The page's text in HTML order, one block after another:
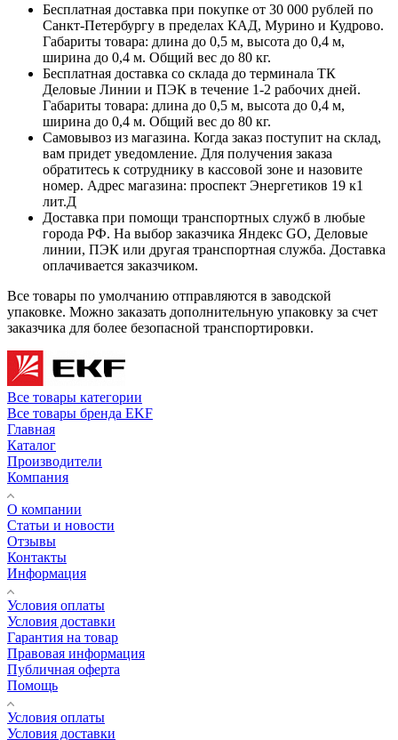
Бесплатная доставка при покупке от 30 000 рублей по
Санкт-Петербургу в пределах КАД, Мурино и Кудрово.
Габариты товара: длина до 0,5 м, высота до 0,4 м,
ширина до 0,4 м. Общий вес до 80 кг.
Бесплатная доставка со склада до терминала ТК
Деловые Линии и ПЭК в течение 1-2 рабочих дней.
Габариты товара: длина до 0,5 м, высота до 0,4 м,
ширина до 0,4 м. Общий вес до 80 кг.
Самовывоз из магазина. Когда заказ поступит на склад,
вам придет уведомление. Для получения заказа
обратитесь к сотруднику в кассовой зоне и назовите
номер. Адрес магазина: проспект Энергетиков 19 к1
лит.Д
Доставка при помощи транспортных служб в любые
города РФ. На выбор заказчика Яндекс GO, Деловые
линии, ПЭК или другая транспортная служба. Доставка
оплачивается заказчиком.
Все товары по умолчанию отправляются в заводской
упаковке. Можно заказать дополнительную упаковку за счет
заказчика для более безопасной транспортировки.
Все товары категории
Все товары бренда EKF
Главная
Каталог
Производители
Компания
О компании
Статьи и новости
Отзывы
Контакты
Информация
Условия оплаты
Условия доставки
Гарантия на товар
Правовая информация
Публичная оферта
Помощь
Условия оплаты
Условия доставки